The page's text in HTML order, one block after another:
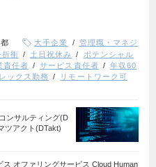
大手企業
管理職・マネジ
折衝 土日祝休み
ポテンシャル
責任者 サービス責任者
年収60
ックス勤務
リモートワーク可
ンサルティング(D
ツアクト(DTakt)
オファリングサービス Cloud Human